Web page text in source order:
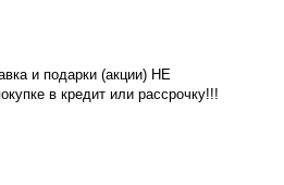
и подарки (акции) НЕ
в кредит или рассрочку!!!